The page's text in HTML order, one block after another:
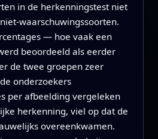
in de herkenningstest niet
waarschuwingssoorten.
— hoe vaak een
beoordeeld als eerder
de twee groepen zeer
onderzoekers
per afbeelding vergeleken
herkenning, viel op dat de
overeenkwamen.